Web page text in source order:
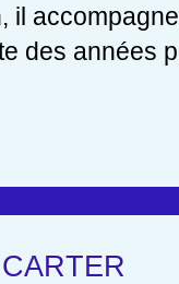
il
des années